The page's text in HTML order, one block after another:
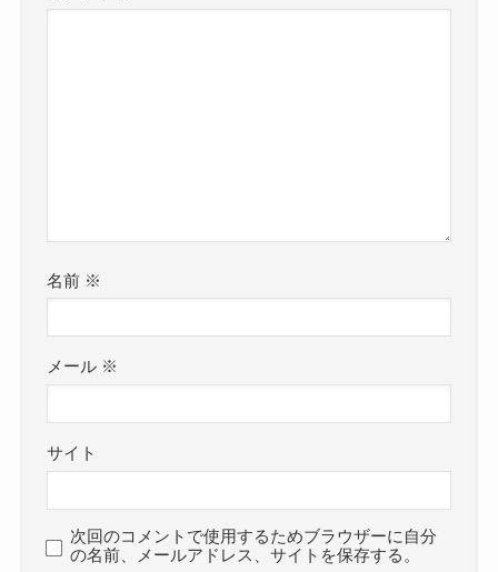
名前 ※
メール ※
サイト
次回のコメントで使用するためブラウザーに自分
の名前、メールアドレス、サイトを保存する。